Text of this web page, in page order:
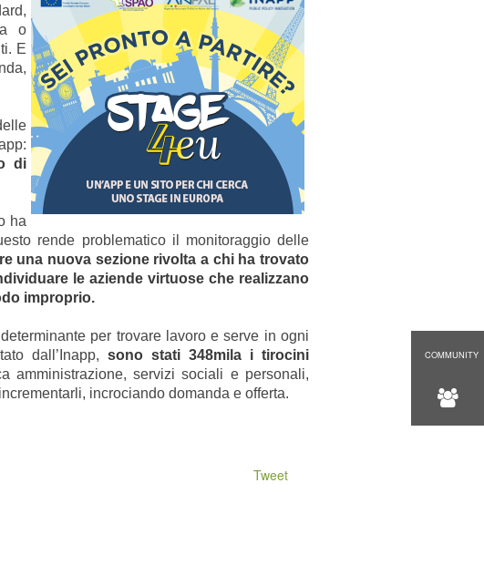
o
E
di
ha
rende problematico il monitoraggio delle
una nuova sezione rivolta a chi ha trovato
le aziende virtuose che realizzano
improprio.
per trovare lavoro e serve in ogni
dall’Inapp, sono stati 348mila i tirocini
amministrazione, servizi sociali e personali,
incrociando domanda e offerta.
Tweet
COMMUNITY